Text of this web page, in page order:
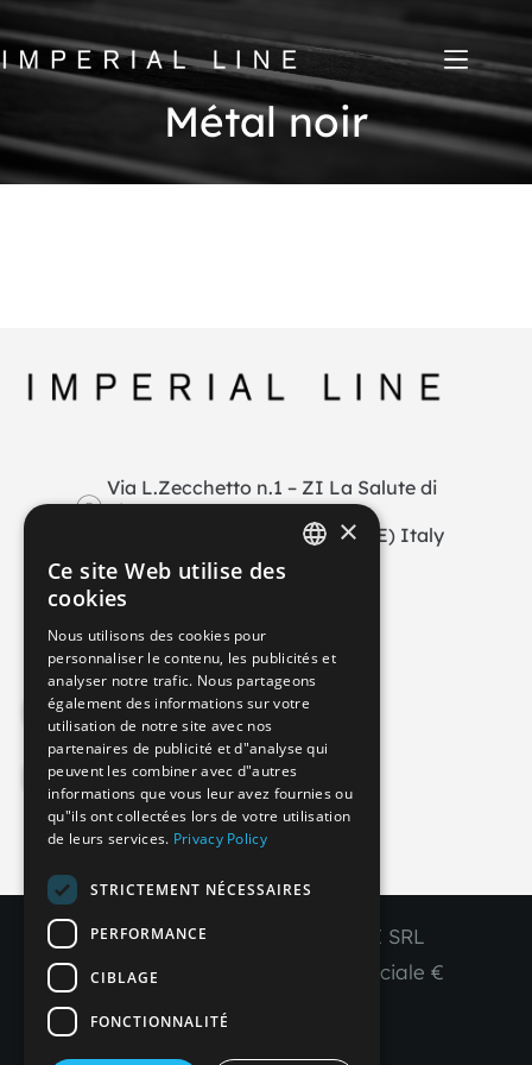
Passer
au
contenu
Produits
IT EN FR ES
Métal noir
Via L.Zecchetto n.1 – ZI La Salute di
Livenza
30029 San Stino di Livenza (VE) Italy
+39 0421 290378
info@imperial-line.com
Privacy Policy
Cookie Policy
IT EN FR ES
Copyright © 2026 - IMPERIAL LINE SRL
IVA /C.F. 03450130277 - Capitale sociale €
260.000,00 i. v.
ENGLISH
FRENCH
SPANISH
×
Ce site Web utilise des
cookies
Nous utilisons des cookies pour
personnaliser le contenu, les publicités et
analyser notre trafic. Nous partageons
également des informations sur votre
utilisation de notre site avec nos
partenaires de publicité et d"analyse qui
peuvent les combiner avec d"autres
informations que vous leur avez fournies ou
qu"ils ont collectées lors de votre utilisation
de leurs services. Privacy Policy
STRICTEMENT NÉCESSAIRES
PERFORMANCE
CIBLAGE
FONCTIONNALITÉ